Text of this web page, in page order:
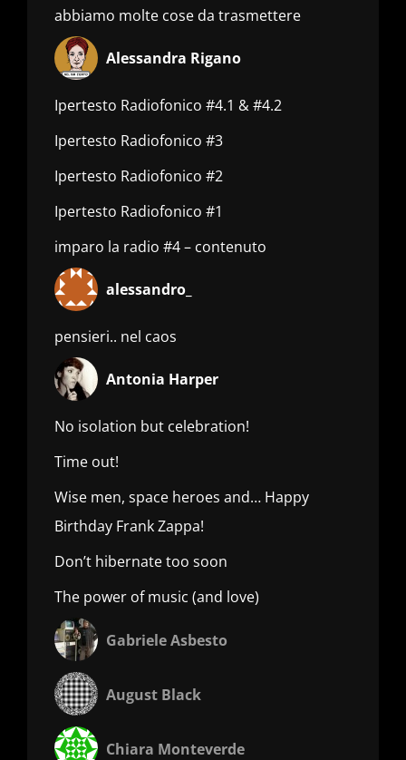
abbiamo molte cose da trasmettere
Alessandra Rigano
Ipertesto Radiofonico #4.1 & #4.2
Ipertesto Radiofonico #3
Ipertesto Radiofonico #2
Ipertesto Radiofonico #1
imparo la radio #4 – contenuto
alessandro_
pensieri.. nel caos
Antonia Harper
No isolation but celebration!
Time out!
Wise men, space heroes and… Happy
Birthday Frank Zappa!
Don’t hibernate too soon
The power of music (and love)
Gabriele Asbesto
August Black
Chiara Monteverde